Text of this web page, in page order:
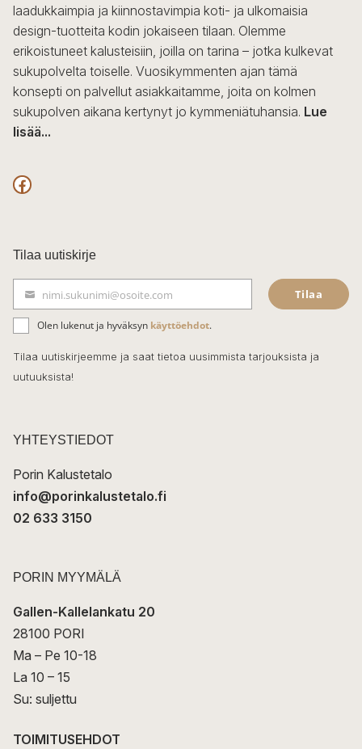
laadukkaimpia ja kiinnostavimpia koti- ja ulkomaisia
design-tuotteita kodin jokaiseen tilaan. Olemme
erikoistuneet kalusteisiin, joilla on tarina – jotka kulkevat
sukupolvelta toiselle. Vuosikymmenten ajan tämä
konsepti on palvellut asiakkaitamme, joita on kolmen
sukupolven aikana kertynyt jo kymmeniätuhansia. Lue
lisää...
F
c
e
b
o
o
k
Tilaa uutiskirje
ä
h
k
t
nimi.sukunimi@osoite.com Tilaa
Olen lukenut ja hyväksyn käyttöehdot.
Tilaa uutiskirjeemme ja saat tietoa uusimmista tarjouksista ja
uutuuksista!
YHTEYSTIEDOT
Porin Kalustetalo
info@porinkalustetalo.fi
02 633 3150
PORIN MYYMÄLÄ
Gallen-Kallelankatu 20
28100 PORI
Ma – Pe 10-18
La 10 – 15
Su: suljettu
TOIMITUSEHDOT